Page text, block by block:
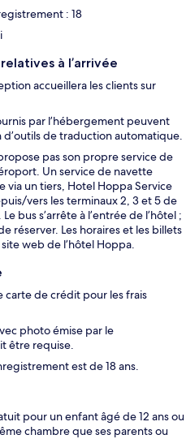
: 18
à l’arrivée
accueillera les clients sur
par l’hébergement peuvent
de traduction automatique.
pas son propre service de
Un service de navette
via un tiers, Hotel Hoppa Service
vers les terminaux 2, 3 et 5 de
bus s’arrête à l’entrée de l’hôtel ;
réserver. Les horaires et les billets
web de l’hôtel Hoppa.
carte de crédit pour les frais
photo émise par le
être requise.
est de 18 ans.
pour un enfant âgé de 12 ans ou
chambre que ses parents ou